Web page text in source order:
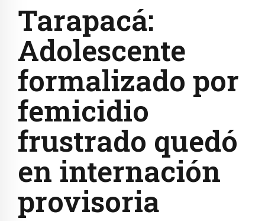
Tarapacá:
Adolescente
formalizado por
femicidio
frustrado quedó
en internación
provisoria